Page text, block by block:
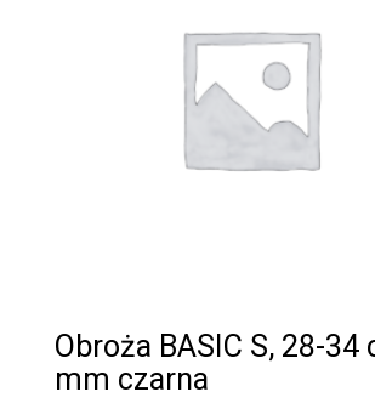
Obroża BASIC S, 28-
mm czarna